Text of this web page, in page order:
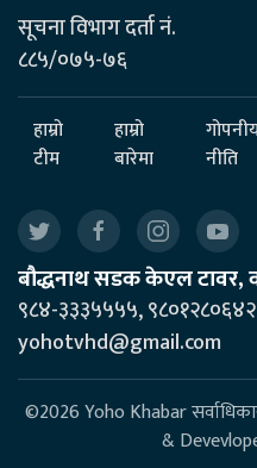
सूचना विभाग दर्ता नं.
८८५/०७५-७६
हाम्रो
टीम
हाम्रो
बारेमा
नीति
बौद्धनाथ सडक केएल टावर,
९८४-३३३५५५५, ९८०१२८०६४२
yohotvhd@gmail.com
©2026 Yoho Khabar सर्वाधिकार
&